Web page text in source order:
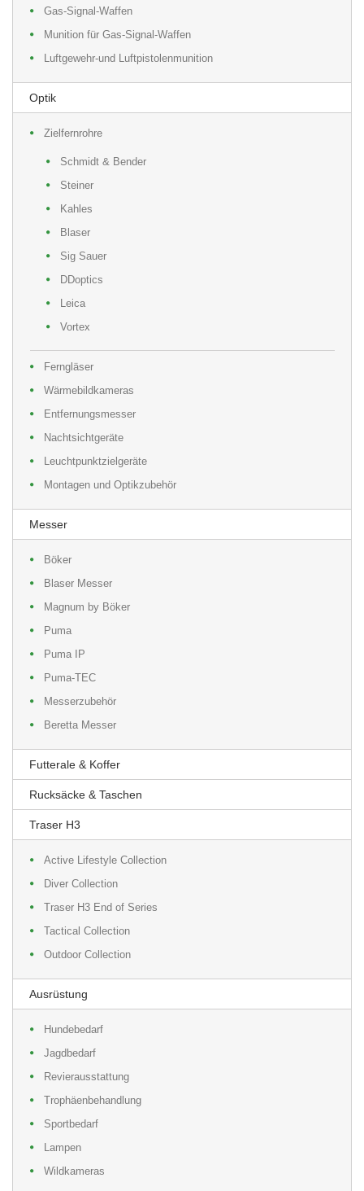
Gas-Signal-Waffen
Munition für Gas-Signal-Waffen
Luftgewehr-und Luftpistolenmunition
Optik
Zielfernrohre
Schmidt & Bender
Steiner
Kahles
Blaser
Sig Sauer
DDoptics
Leica
Vortex
Ferngläser
Wärmebildkameras
Entfernungsmesser
Nachtsichtgeräte
Leuchtpunktzielgeräte
Montagen und Optikzubehör
Messer
Böker
Blaser Messer
Magnum by Böker
Puma
Puma IP
Puma-TEC
Messerzubehör
Beretta Messer
Futterale & Koffer
Rucksäcke & Taschen
Traser H3
Active Lifestyle Collection
Diver Collection
Traser H3 End of Series
Tactical Collection
Outdoor Collection
Ausrüstung
Hundebedarf
Jagdbedarf
Revierausstattung
Trophäenbehandlung
Sportbedarf
Lampen
Wildkameras